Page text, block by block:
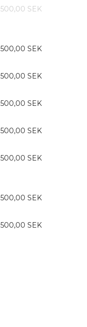
500,00 SEK
500,00 SEK
500,00 SEK
500,00 SEK
500,00 SEK
500,00 SEK
500,00 SEK
500,00 SEK